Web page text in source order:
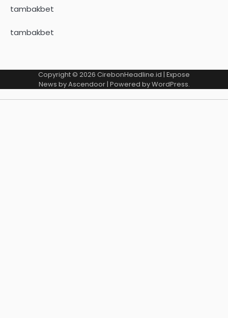
tambakbet
tambakbet
Copyright © 2026 CirebonHeadline.id | Expose
News byAscendoor| Powered byWordPress.